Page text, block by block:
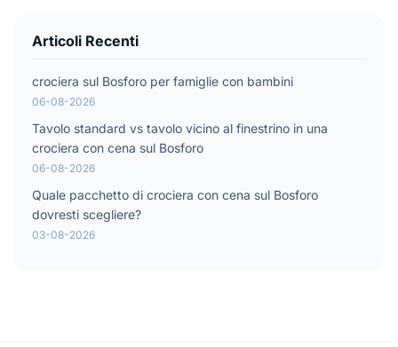
Articoli Recenti
crociera sul Bosforo per famiglie con bambini
06-08-2026
Tavolo standard vs tavolo vicino al finestrino in una
crociera con cena sul Bosforo
06-08-2026
Quale pacchetto di crociera con cena sul Bosforo
dovresti scegliere?
03-08-2026